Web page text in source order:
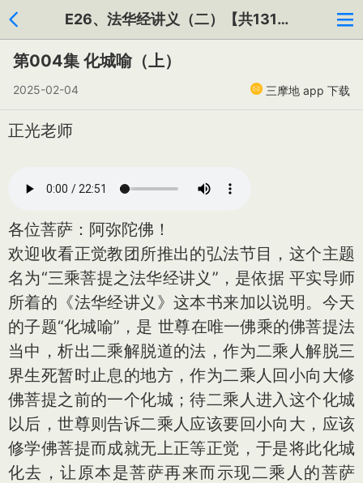
E26、法华经讲义（二）【共131集】
第004集 化城喻（上）
2025-02-04 三摩地 app 下载
正光老师
各位菩萨：阿弥陀佛！
欢迎收看正觉教团所推出的弘法节目，这个主题
名为“三乘菩提之法华经讲义”，是依据 平实导师
所着的《法华经讲义》这本书来加以说明。今天
的子题“化城喻”，是 世尊在唯一佛乘的佛菩提法
当中，析出二乘解脱道的法，作为二乘人解脱三
界生死暂时止息的地方，作为二乘人回小向大修
佛菩提之前的一个化城；待二乘人进入这个化城
以后，世尊则告诉二乘人应该要回小向大，应该
修学佛菩提而成就无上正等正觉，于是将此化城
化去，让原本是菩萨再来而示现二乘人的菩萨